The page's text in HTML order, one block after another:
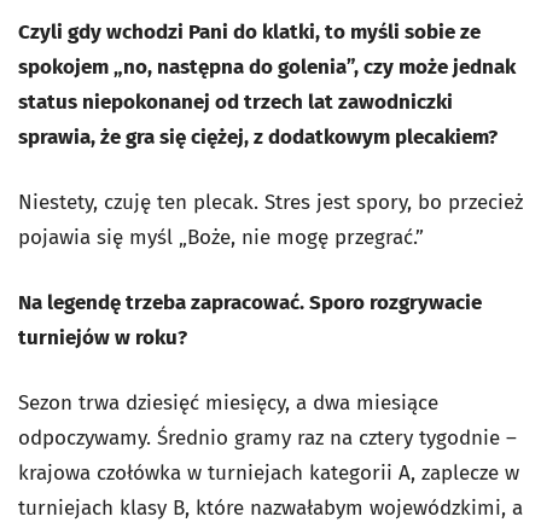
Czyli gdy wchodzi Pani do klatki, to myśli sobie ze
spokojem „no, następna do golenia”, czy może jednak
status niepokonanej od trzech lat zawodniczki
sprawia, że gra się ciężej, z dodatkowym plecakiem?
Niestety, czuję ten plecak. Stres jest spory, bo przecież
pojawia się myśl „Boże, nie mogę przegrać.”
Na legendę trzeba zapracować. Sporo rozgrywacie
turniejów w roku?
Sezon trwa dziesięć miesięcy, a dwa miesiące
odpoczywamy. Średnio gramy raz na cztery tygodnie –
krajowa czołówka w turniejach kategorii A, zaplecze w
turniejach klasy B, które nazwałabym wojewódzkimi, a